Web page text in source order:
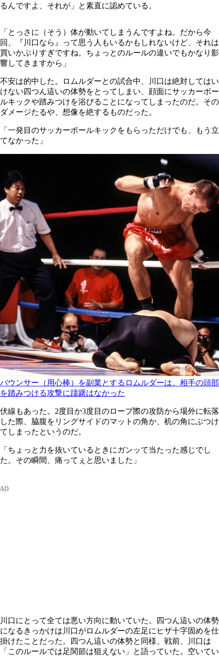
るんですよ、それが」と素直に認めている。
「とっさに（そう）体が動いてしまうんですよね。だから今
回、『川口なら』って思う人もいるかもしれないけど、それは
買いかぶりすぎですね。ちょっとのルールの違いでもかなり影
響してきますから」
不安は的中した。ロムルダーとの試合中、川口は絶対してはい
けない四つん這いの体勢をとってしまい、顔面にサッカーボー
ルキックや踏みつけを浴びることになってしまったのだ。その
ダメージたるや、想像を絶するものだった。
「一発目のサッカーボールキックをもらっただけでも、もう立
てなかった」
バウンサー（用心棒）を副業とするロムルダーは、相手の頭部
を踏みつける攻撃に躊躇はなかった
伏線もあった。2度目か3度目のロープ際の攻防から場外に転落
した際、脇腹をリングサイドのマットの角か、机の角にぶつけ
てしまったというのだ。
「ちょっと力を抜いているときにガンッて当たった感じでし
た。その瞬間、痛ってぇと思いました」
川口にとって全ては悪い方向に動いていた。四つん這いの体勢
になるきっかけは川口がロムルダーの左足にヒザ十字固めを仕
掛けたことだった。四つん這いの体勢と同様、戦前、川口は
「このルールでは足関節は狙えない」と語っていた。空いてい